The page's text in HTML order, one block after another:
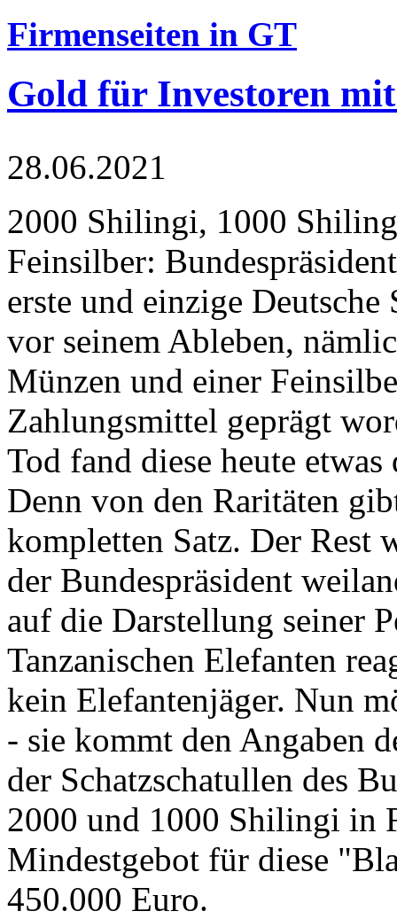
Firmenseiten in GT
Gold für Investoren
28.06.2021
2000 Shilingi, 1000
Feinsilber:
erste und einzige Deutsche
vor seinem Ableben,
Münzen und einer
Zahlungsmittel geprägt
Tod fand diese heute
Denn von den Raritäten
kompletten Satz. Der Rest
der Bundespräsident
auf die Darstellung seiner
Tanzanischen Elefanten
kein Elefantenjäger. Nun
- sie kommt den Angaben
der Schatzschatullen des
2000 und 1000 Shilingi in
Mindestgebot für diese
450.000 Euro.